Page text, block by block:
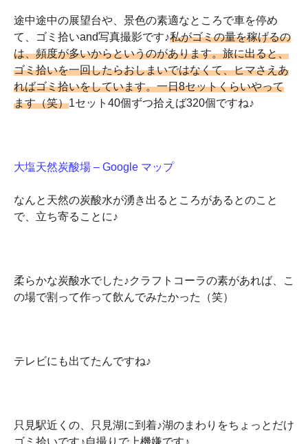
途中途中の展望台や、景色の素適なところで車を停め
て、ゴミ拾いand写真撮影です♪私がゴミの量を稼げるの
は、頻度が多いからというのがあります。旅に出ると、
ゴミ拾いを一回したらおしまいではなくて、ヒマさえあ
ればゴミ拾いをしています。一日8セットくらいやって
ます（笑）1セット40個ずつ拾えば320個ですね♪
大塩天然炭酸場 – Google マップ
なんと天然の炭酸水が湧き出るところがあるとのこと
で、立ち寄ることに♪
柔らかな炭酸水でした♪クラフトコーラの素があれば、こ
の場で割って作って飲んでみたかった（笑）
テレビにも出てたんですね♪
只見駅近くの、只見湖に到着♪湖のまわりをちょっとだけ
ゴミ拾いです♪自撮りで上機嫌です♪